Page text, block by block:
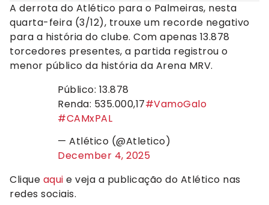
A derrota do Atlético para o Palmeiras, nesta
quarta-feira (3/12), trouxe um recorde negativo
para a história do clube. Com apenas 13.878
torcedores presentes, a partida registrou o
menor público da história da Arena MRV.
Público: 13.878
Renda: 535.000,17#VamoGalo
#CAMxPAL
— Atlético (@Atletico)
December 4, 2025
Clique aqui e veja a publicação do Atlético nas
redes sociais.